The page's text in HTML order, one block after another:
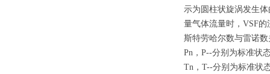
示为圆柱状旋涡发生
量气体流量时，VSF的
斯特劳哈尔数与雷诺数
Pn，P--分别为标准状
Tn，T--分别为标准状